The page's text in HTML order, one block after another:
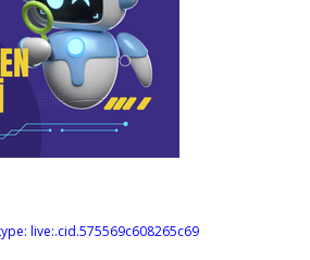
live:.cid.575569c608265c69